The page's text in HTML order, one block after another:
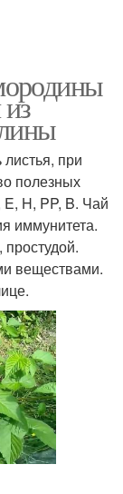
при
полезных
H, PP, B. Чай
иммунитета.
веществами.